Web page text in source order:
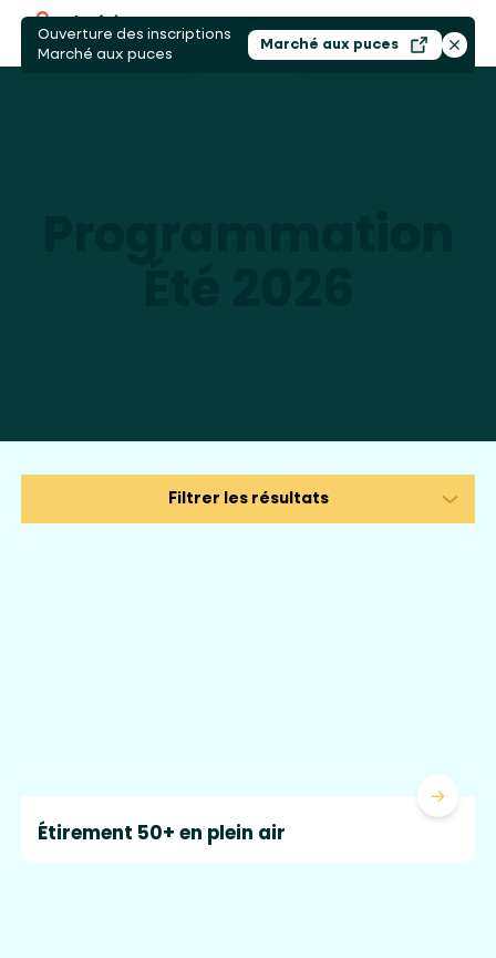
Ouverture des inscriptions
Marché aux puces
Marché aux pucesOuvrir dans un
Ouvrir le tiroirFiltrer les résultats
Lire la
Étirement 50+ en plein air